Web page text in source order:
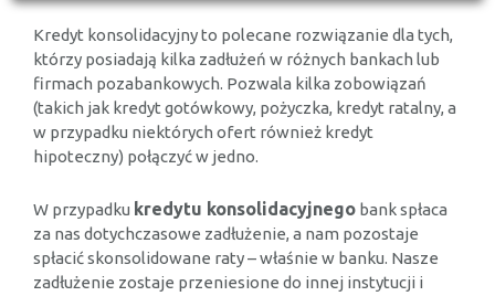
Kredyt konsolidacyjny to polecane rozwiązanie dla tych,
którzy posiadają kilka zadłużeń w różnych bankach lub
firmach pozabankowych. Pozwala kilka zobowiązań
(takich jak kredyt gotówkowy, pożyczka, kredyt ratalny, a
w przypadku niektórych ofert również kredyt
hipoteczny) połączyć w jedno.
W przypadku kredytu konsolidacyjnego bank spłaca
za nas dotychczasowe zadłużenie, a nam pozostaje
spłacić skonsolidowane raty – właśnie w banku. Nasze
zadłużenie zostaje przeniesione do innej instytucji i